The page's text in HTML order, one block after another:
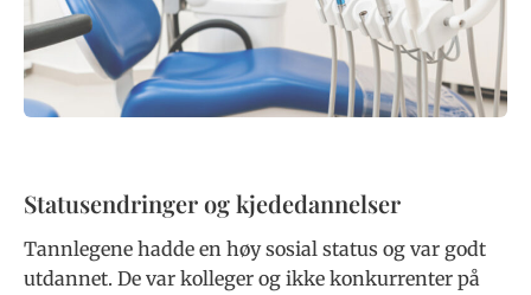
Statusendringer og kjededannelser
Tannlegene hadde en høy sosial status og var godt
utdannet. De var kolleger og ikke konkurrenter på